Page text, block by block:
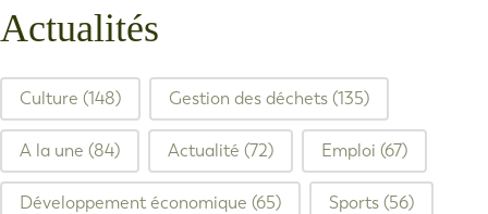
Actualités
filtre articles
Culture (148) Gestion des déchets (135)
A la une (84) Actualité (72) Emploi (67)
Développement économique (65) Sports (56)